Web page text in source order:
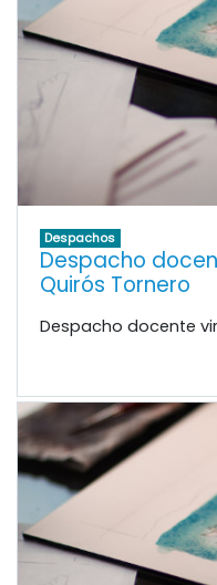
Despachos
Despacho
Quirós Tornero
Despacho docente